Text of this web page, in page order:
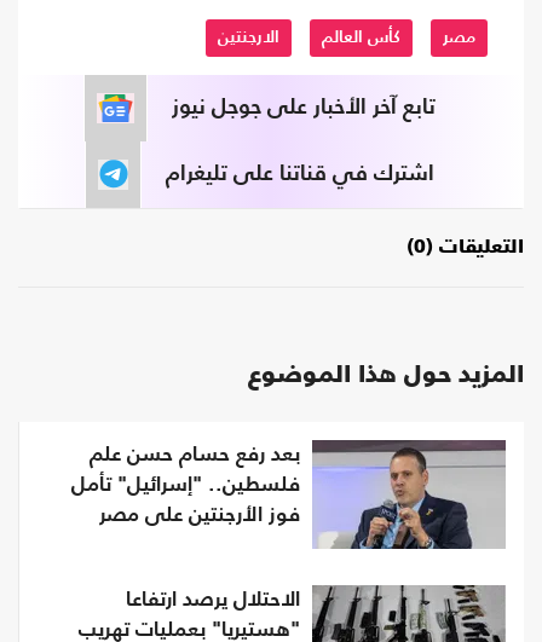
مصر كأس العالم الارجنتين
تابع آخر الأخبار على جوجل نيوز
اشترك في قناتنا على تليغرام
التعليقات (0)
المزيد حول هذا الموضوع
بعد رفع حسام حسن علم
فلسطين.. "إسرائيل" تأمل
فوز الأرجنتين على مصر
الاحتلال يرصد ارتفاعا
"هستيريا" بعمليات تهريب